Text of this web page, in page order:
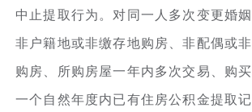
中止提取行为。对同一人多次变更婚
非户籍地或非缴存地购房、非配偶或
购房、所购房屋一年内多次交易、购
一个自然年度内已有住房公积金提取